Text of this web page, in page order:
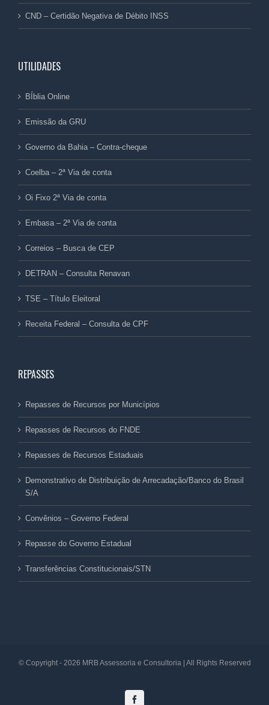
CND – Certidão Negativa de Débito INSS
UTILIDADES
BÍblia Online
Emissão da GRU
Governo da Bahia – Contra-cheque
Coelba – 2ª Via de conta
Oi Fixo 2ª Via de conta
Embasa – 2ª Via de conta
Correios – Busca de CEP
DETRAN – Consulta Renavan
TSE – Título Eleitoral
Receita Federal – Consulta de CPF
REPASSES
Repasses de Recursos por Municípios
Repasses de Recursos do FNDE
Repasses de Recursos Estaduais
Demonstrativo de Distribuição de Arrecadação/Banco do Brasil
S/A
Convênios – Governo Federal
Repasse do Governo Estadual
Transferências Constitucionais/STN
© Copyright - 2026 MRB Assessoria e Consultoria | All Rights Reserved